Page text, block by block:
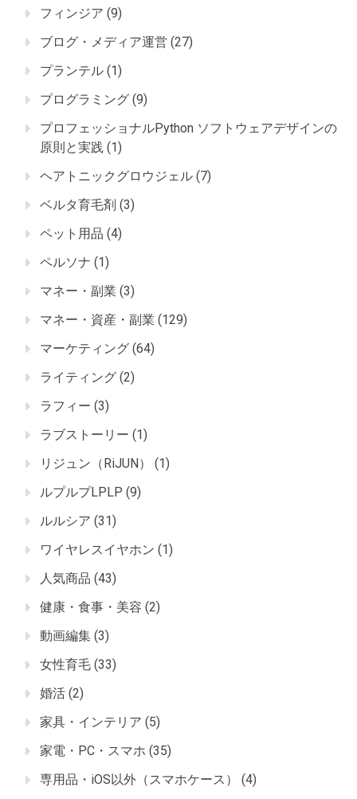
フィンジア (9)
ブログ・メディア運営 (27)
プランテル (1)
プログラミング (9)
プロフェッショナルPython ソフトウェアデザインの
原則と実践 (1)
ヘアトニックグロウジェル (7)
ベルタ育毛剤 (3)
ペット用品 (4)
ペルソナ (1)
マネー・副業 (3)
マネー・資産・副業 (129)
マーケティング (64)
ライティング (2)
ラフィー (3)
ラブストーリー (1)
リジュン（RiJUN）
(1)
ルプルプLPLP (9)
ルルシア (31)
ワイヤレスイヤホン (1)
人気商品 (43)
健康・食事・美容 (2)
動画編集 (3)
女性育毛 (33)
婚活 (2)
家具・インテリア (5)
家電・PC・スマホ (35)
専用品・iOS以外（スマホケース）
(4)